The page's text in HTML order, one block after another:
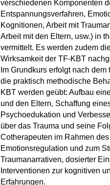
verschiedenen Komponenten
Entspannungsverfahren,
Kognitionen, Arbeit mit
Arbeit mit den Eltern, usw.) in
vermittelt. Es werden zudem
Wirksamkeit der TF-KBT
Im Grundkurs erfolgt nach
die praktisch methodische
KBT werden geübt: Aufbau
und den Eltern, Schaffung
Psychoedukation und
über das Trauma und seine
Cotherapeuten im Rahmen
Emotionsregulation und zum
Traumanarrativen, dosierter
Interventionen zur kognitiven
Erfahrungen.